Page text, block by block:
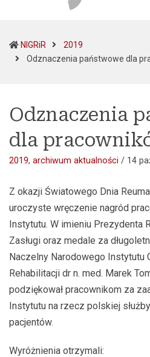
NIGRiR
2019
Odznaczenia państwowe dla
Odznaczenia
dla
2019, archiwum aktualności / 14
Z okazji Światowego Dnia
uroczyste wręczenie nagród
Instytutu. W imieniu Prezydenta
Zasługi oraz medale za
Naczelny Narodowego Instytutu
Rehabilitacji dr n. med. Marek
podziękował pracownikom za
Instytutu na rzecz polskiej
pacjentów.
Wyróżnienia otrzymali: